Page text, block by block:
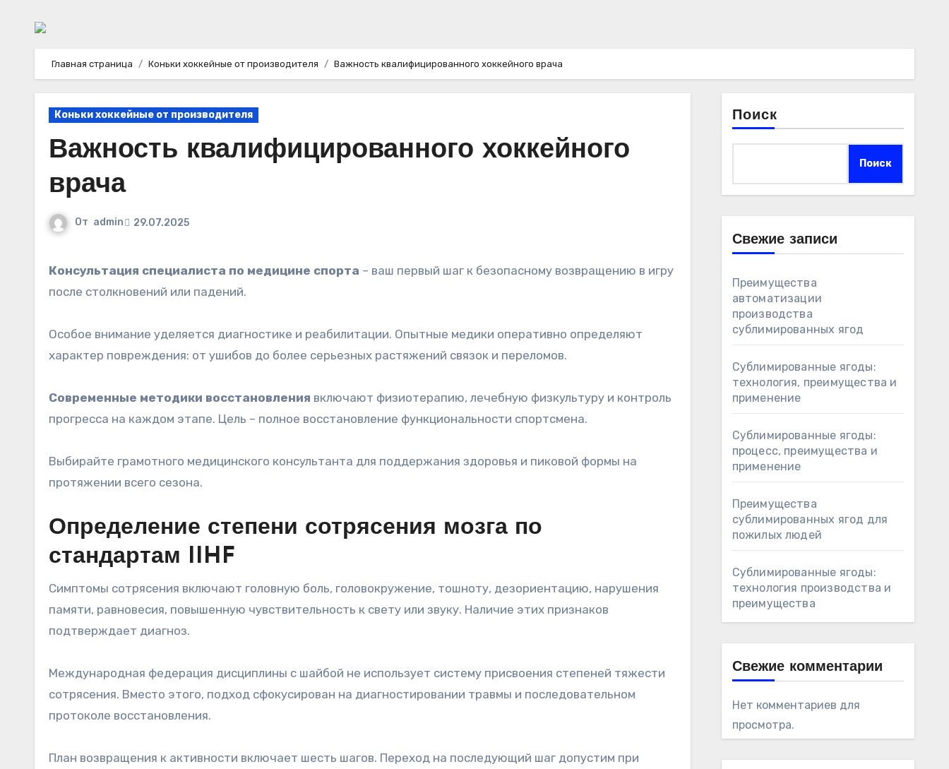
Главная страница Коньки хоккейные от производителя Важность квалифицированного хоккейного врача
Коньки хоккейные от производителя
Важность квалифицированного хоккейного
врача
От admin 29.07.2025
Консультация специалиста по медицине спорта – ваш первый шаг к безопасному возвращению в игру
после столкновений или падений.
Особое внимание уделяется диагностике и реабилитации. Опытные медики оперативно определяют
характер повреждения: от ушибов до более серьезных растяжений связок и переломов.
Современные методики восстановления включают физиотерапию, лечебную физкультуру и контроль
прогресса на каждом этапе. Цель – полное восстановление функциональности спортсмена.
Выбирайте грамотного медицинского консультанта для поддержания здоровья и пиковой формы на
протяжении всего сезона.
Определение степени сотрясения мозга по
стандартам IIHF
Симптомы сотрясения включают головную боль, головокружение, тошноту, дезориентацию, нарушения
памяти, равновесия, повышенную чувствительность к свету или звуку. Наличие этих признаков
подтверждает диагноз.
Международная федерация дисциплины с шайбой не использует систему присвоения степеней тяжести
сотрясения. Вместо этого, подход сфокусирован на диагностировании травмы и последовательном
протоколе восстановления.
План возвращения к активности включает шесть шагов. Переход на последующий шаг допустим при
Поиск
Поиск
Свежие записи
Преимущества
автоматизации
производства
сублимированных ягод
Сублимированные ягоды:
технология, преимущества и
применение
Сублимированные ягоды:
процесс, преимущества и
применение
Преимущества
сублимированных ягод для
пожилых людей
Сублимированные ягоды:
технология производства и
преимущества
Свежие комментарии
Нет комментариев для
просмотра.